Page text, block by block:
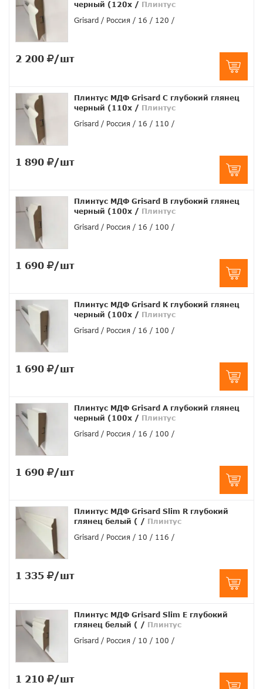
черный (120x / Плинтус
Grisard
Россия 16 120
2 200 /шт
Плинтус МДФ Grisard C глубокий глянец
черный (110x / Плинтус
Grisard
Россия 16 110
1 890 /шт
Плинтус МДФ Grisard B глубокий глянец
черный (100x / Плинтус
Grisard
Россия 16 100
1 690 /шт
Плинтус МДФ Grisard K глубокий глянец
черный (100x / Плинтус
Grisard
Россия 16 100
1 690 /шт
Плинтус МДФ Grisard A глубокий глянец
черный (100x / Плинтус
Grisard
Россия 16 100
1 690 /шт
Плинтус МДФ Grisard Slim R глубокий
глянец белый ( / Плинтус
Grisard
Россия 10 116
1 335 /шт
Плинтус МДФ Grisard Slim E глубокий
глянец белый ( / Плинтус
Grisard
Россия 10 100
1 210 /шт